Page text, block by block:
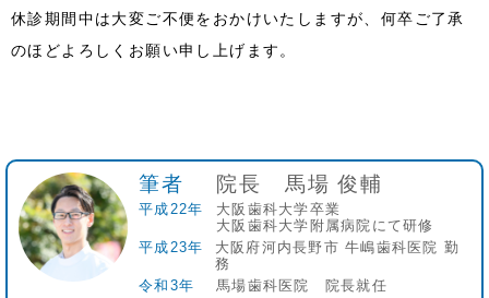
休診期間中は大変ご不便をおかけいたしますが、何卒ご了承
のほどよろしくお願い申し上げます。
筆者 院長 馬場 俊輔
平成22年
大阪歯科大学卒業
大阪歯科大学附属病院にて研修
平成23年
大阪府河内長野市 牛嶋歯科医院 勤
務
令和3年
馬場歯科医院 院長就任